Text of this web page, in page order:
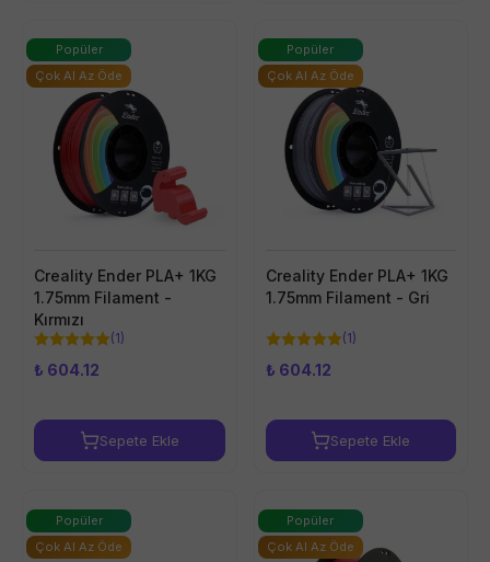
Creality Ender PLA+ 1KG
1.75mm Filament -
Kırmızı
(1)
Popüler
Çok Al Az Öde
₺ 604.12
Sepete Ekle
Creality Ender PLA+ 1KG
1.75mm Filament - Gri
(1)
Popüler
Çok Al Az Öde
₺ 604.12
Sepete Ekle
Popüler
Çok Al Az Öde
Popüler
Çok Al Az Öde